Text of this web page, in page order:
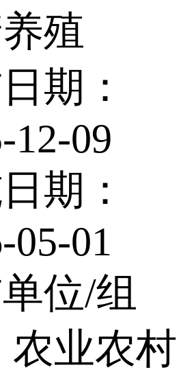
殖
期：
12-09
期：
05-01
位/组
农业农村